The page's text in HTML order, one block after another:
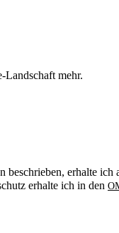
mehr.
beschrieben, erhalte
erhalte ich in den